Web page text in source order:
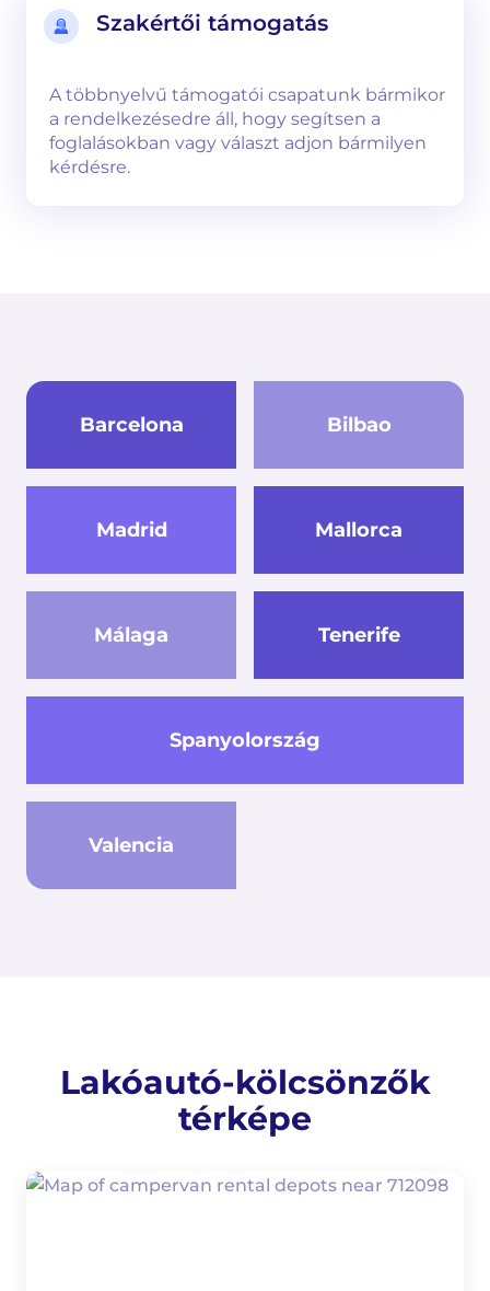
Szakértői támogatás
A többnyelvű támogatói csapatunk bármikor
a rendelkezésedre áll, hogy segítsen a
foglalásokban vagy választ adjon bármilyen
kérdésre.
Barcelona Bilbao
Madrid Mallorca
Málaga
Spanyolország
Tenerife
Valencia
Lakóautó-kölcsönzők
térképe